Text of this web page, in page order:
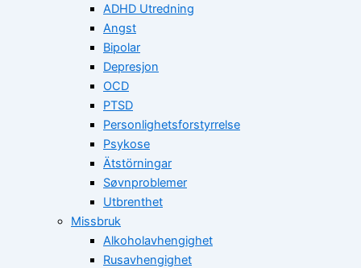
ADHD Utredning
Angst
Bipolar
Depresjon
OCD
PTSD
Personlighetsforstyrrelse
Psykose
Ätstörningar
Søvnproblemer
Utbrenthet
Missbruk
Alkoholavhengighet
Rusavhengighet